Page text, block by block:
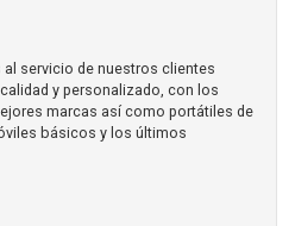
servicio de nuestros clientes
y personalizado, con los
marcas así como portátiles de
básicos y los últimos